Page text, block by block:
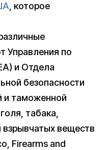
, которое
Управления по
и Отдела
безопасности
и таможенной
табака,
взрывчатых веществ
Firearms and